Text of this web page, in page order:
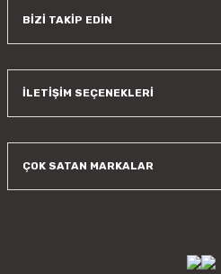
BİZİ TAKİP EDİN
İLETİŞİM SEÇENEKLERİ
ÇOK SATAN MARKALAR